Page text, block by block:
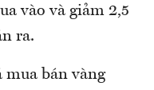
vào và giảm 2,5
ra.
mua bán vàng